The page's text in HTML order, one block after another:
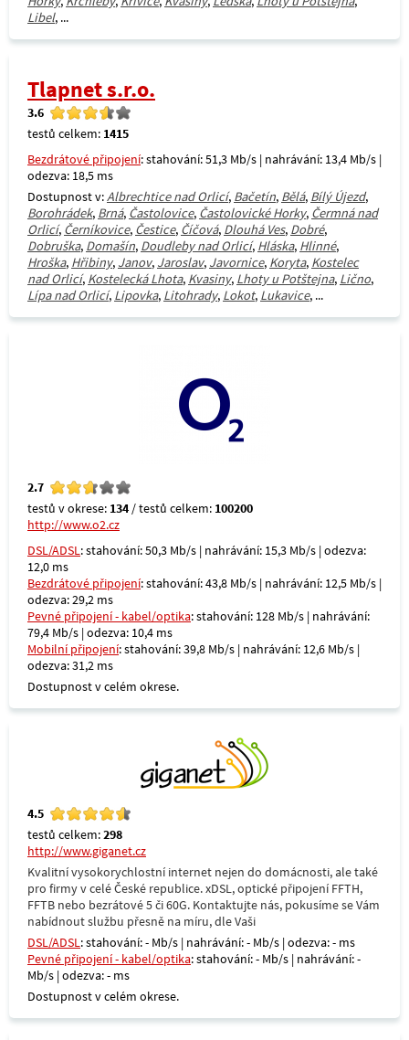
Libel, ...
Tlapnet s.r.o.
3.6
testů celkem: 1415
Bezdrátové připojení: stahování: 51,3 Mb/s | nahrávání: 13,4 Mb/s |
odezva: 18,5 ms
Dostupnost v:Albrechtice nad Orlicí, Bačetín, Bělá, Bílý Újezd,
Borohrádek, Brná, Častolovice, Častolovické Horky, Čermná nad
Orlicí, Černíkovice, Čestice, Číčová, Dlouhá Ves, Dobré,
Dobruška, Domašín, Doudleby nad Orlicí, Hláska, Hlinné,
Hroška, Hřibiny, Janov, Jaroslav, Javornice, Koryta, Kostelec
nad Orlicí, Kostelecká Lhota, Kvasiny, Lhoty u Potštejna, Lično,
Lípa nad Orlicí, Lipovka, Litohrady, Lokot, Lukavice, ...
2.7
testů v okrese: 134 / testů celkem: 100200
http://www.o2.cz
DSL/ADSL: stahování: 50,3 Mb/s | nahrávání: 15,3 Mb/s | odezva:
12,0 ms
Bezdrátové připojení: stahování: 43,8 Mb/s | nahrávání: 12,5 Mb/s |
odezva: 29,2 ms
Pevné připojení - kabel/optika: stahování: 128 Mb/s | nahrávání:
79,4 Mb/s | odezva: 10,4 ms
Mobilní připojení: stahování: 39,8 Mb/s | nahrávání: 12,6 Mb/s |
odezva: 31,2 ms
Dostupnost v celém okrese.
4.5
testů celkem:298
http://www.giganet.cz
Kvalitní vysokorychlostní internet nejen do domácnosti, ale také
pro firmy v celé České republice. xDSL, optické připojení FFTH,
FFTB nebo bezrátové 5 či 60G. Kontaktujte nás, pokusíme se Vám
nabídnout službu přesně na míru, dle Vaši
DSL/ADSL: stahování: - Mb/s | nahrávání: - Mb/s | odezva: - ms
Pevné připojení - kabel/optika: stahování: - Mb/s | nahrávání: -
Mb/s | odezva: - ms
Dostupnost v celém okrese.